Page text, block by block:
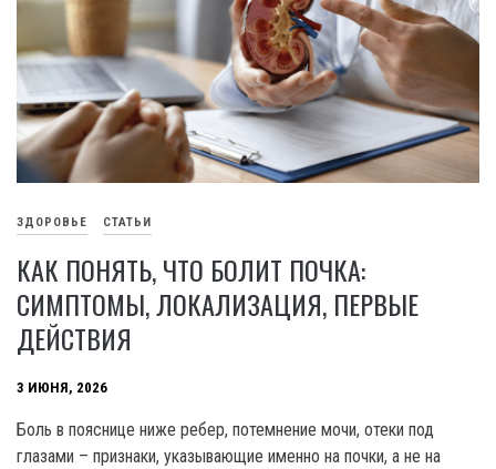
ЗДОРОВЬЕ СТАТЬИ
КАК ПОНЯТЬ, ЧТО БОЛИТ ПОЧКА:
СИМПТОМЫ, ЛОКАЛИЗАЦИЯ, ПЕРВЫЕ
ДЕЙСТВИЯ
3 ИЮНЯ, 2026
Боль в пояснице ниже ребер, потемнение мочи, отеки под
глазами – признаки, указывающие именно на почки, а не на